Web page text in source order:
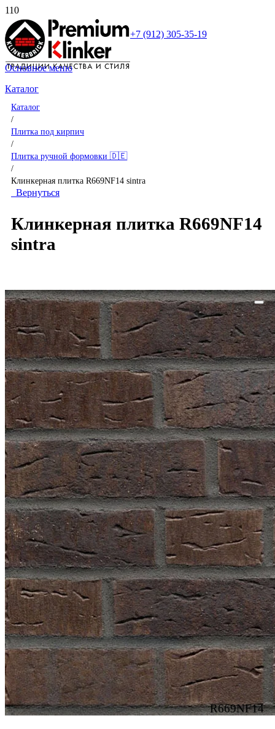
+7 (912) 305-35-19
Основное меню
Каталог
Каталог
/
Плитка под кирпич
/
Плитка ручной формовки 🇩🇪
/
Клинкерная плитка R669NF14 sintra
Вернуться
Клинкерная плитка R669NF14
sintra
R669NF14